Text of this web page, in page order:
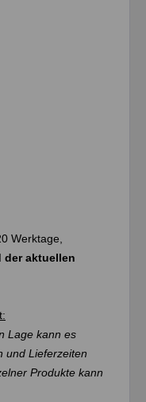
Werktage,
der aktuellen
Lage kann es
und Lieferzeiten
Produkte kann